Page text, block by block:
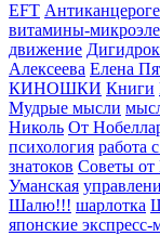
EFT
витамины-
движение
Алексеева Елена
КИНОШКИ Книги
Мудрые мысли
Николь От
психология работа
знатоков Советы
Уманская
Шалю!!! шарлотка
японские экспресс-